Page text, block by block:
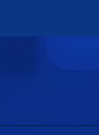
----------